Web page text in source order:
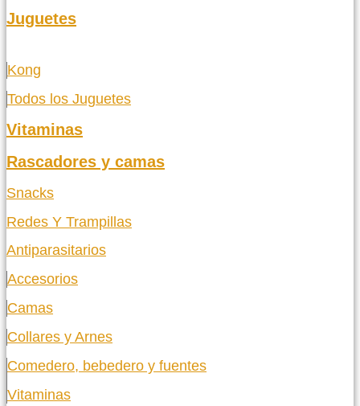
Juguetes
Kong
Todos los Juguetes
Vitaminas
Rascadores y camas
Snacks
Redes Y Trampillas
Antiparasitarios
Accesorios
Camas
Collares y Arnes
Comedero, bebedero y fuentes
Vitaminas